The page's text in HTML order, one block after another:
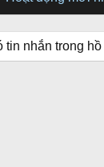
tin nhắn trong